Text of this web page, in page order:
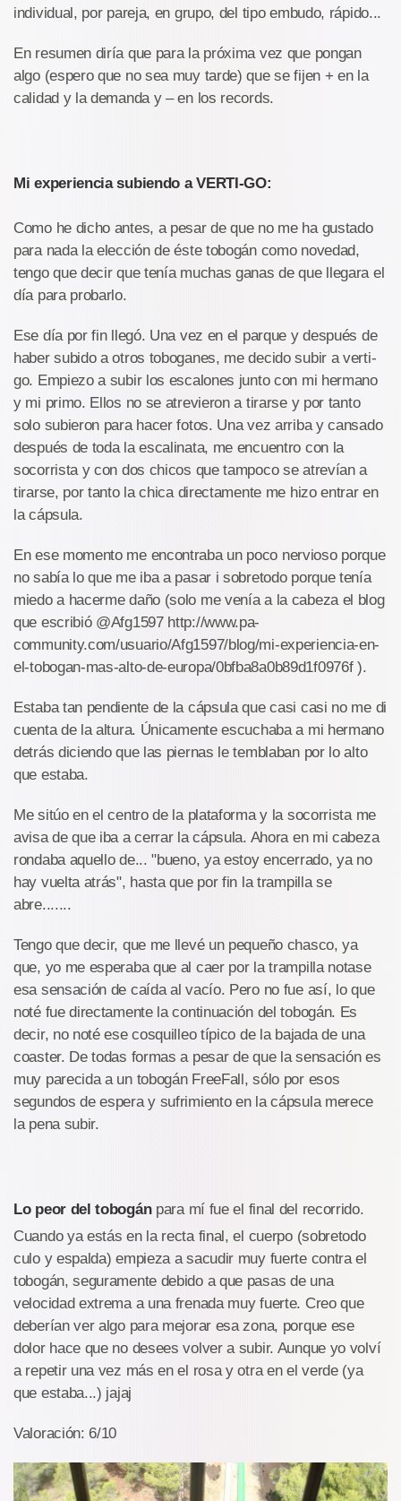
individual, por pareja, en grupo, del tipo embudo, rápido...
En resumen diría que para la próxima vez que pongan
algo (espero que no sea muy tarde) que se fijen + en la
calidad y la demanda y – en los records.
Mi experiencia subiendo a VERTI-GO:
Como he dicho antes, a pesar de que no me ha gustado
para nada la elección de éste tobogán como novedad,
tengo que decir que tenía muchas ganas de que llegara el
día para probarlo.
Ese día por fin llegó. Una vez en el parque y después de
haber subido a otros toboganes, me decido subir a verti-
go. Empiezo a subir los escalones junto con mi hermano
y mi primo. Ellos no se atrevieron a tirarse y por tanto
solo subieron para hacer fotos. Una vez arriba y cansado
después de toda la escalinata, me encuentro con la
socorrista y con dos chicos que tampoco se atrevían a
tirarse, por tanto la chica directamente me hizo entrar en
la cápsula.
En ese momento me encontraba un poco nervioso porque
no sabía lo que me iba a pasar i sobretodo porque tenía
miedo a hacerme daño (solo me venía a la cabeza el blog
que escribió @Afg1597 http://www.pa-
community.com/usuario/Afg1597/blog/mi-experiencia-en-
el-tobogan-mas-alto-de-europa/0bfba8a0b89d1f0976f ).
Estaba tan pendiente de la cápsula que casi casi no me di
cuenta de la altura. Únicamente escuchaba a mi hermano
detrás diciendo que las piernas le temblaban por lo alto
que estaba.
Me sitúo en el centro de la plataforma y la socorrista me
avisa de que iba a cerrar la cápsula. Ahora en mi cabeza
rondaba aquello de... "bueno, ya estoy encerrado, ya no
hay vuelta atrás", hasta que por fin la trampilla se
abre.......
Tengo que decir, que me llevé un pequeño chasco, ya
que, yo me esperaba que al caer por la trampilla notase
esa sensación de caída al vacío. Pero no fue así, lo que
noté fue directamente la continuación del tobogán. Es
decir, no noté ese cosquilleo típico de la bajada de una
coaster. De todas formas a pesar de que la sensación es
muy parecida a un tobogán FreeFall, sólo por esos
segundos de espera y sufrimiento en la cápsula merece
la pena subir.
Lo peor del tobogánpara mí fue el final del recorrido.
Cuando ya estás en la recta final, el cuerpo (sobretodo
culo y espalda) empieza a sacudir muy fuerte contra el
tobogán, seguramente debido a que pasas de una
velocidad extrema a una frenada muy fuerte. Creo que
deberían ver algo para mejorar esa zona, porque ese
dolor hace que no desees volver a subir. Aunque yo volví
a repetir una vez más en el rosa y otra en el verde (ya
que estaba...) jajaj
Valoración: 6/10